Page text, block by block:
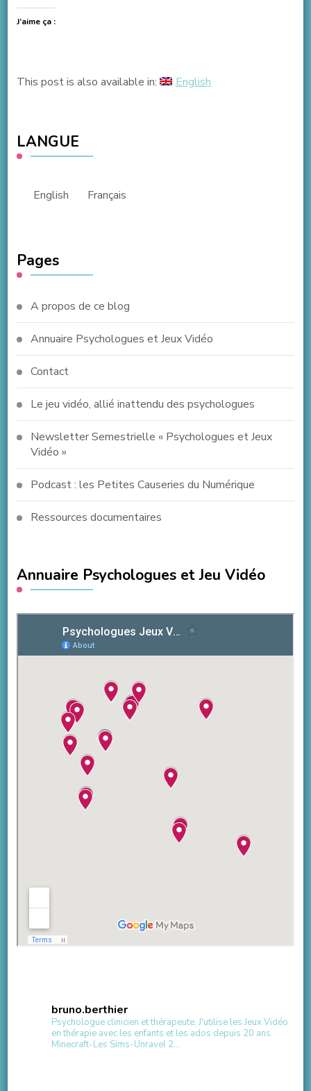
J’aime ça :
This post is also available in: English
LANGUE
English Français
Pages
A propos de ce blog
Annuaire Psychologues et Jeux Vidéo
Contact
Le jeu vidéo, allié inattendu des psychologues
Newsletter Semestrielle « Psychologues et Jeux
Vidéo »
Podcast : les Petites Causeries du Numérique
Ressources documentaires
Annuaire Psychologues et Jeu Vidéo
bruno.berthier
Psychologue clinicien et thérapeute.J'utilise les Jeux Vidéo
en thérapie avec les enfants et les ados depuis 20 ans.
Minecraft-Les Sims-Unravel 2...